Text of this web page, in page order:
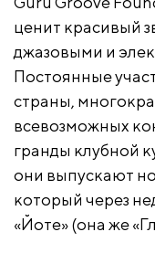
ценит красивый
джазовыми и
Постоянные
страны,
всевозможных
гранды клубной
они выпускают
который через
«Йоте» (она же